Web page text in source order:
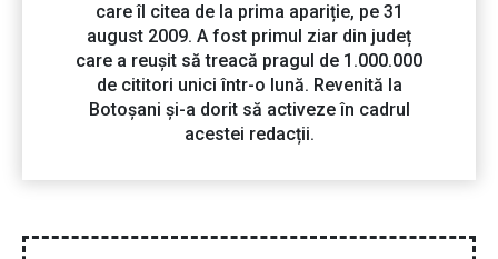
care îl citea de la prima apariție, pe 31
august 2009. A fost primul ziar din județ
care a reușit să treacă pragul de 1.000.000
de cititori unici într-o lună. Revenită la
Botoșani și-a dorit să activeze în cadrul
acestei redacții.